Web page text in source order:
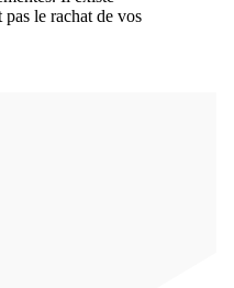
le rachat de vos